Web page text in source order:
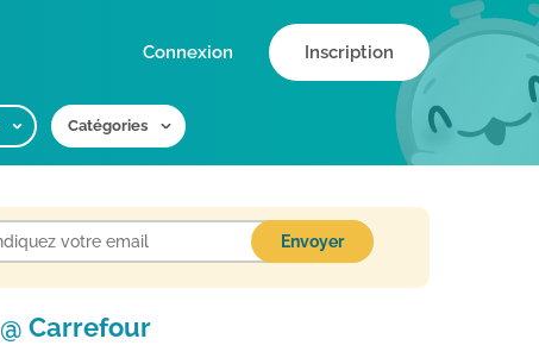
Connexion Inscription
Catégories
@ Carrefour